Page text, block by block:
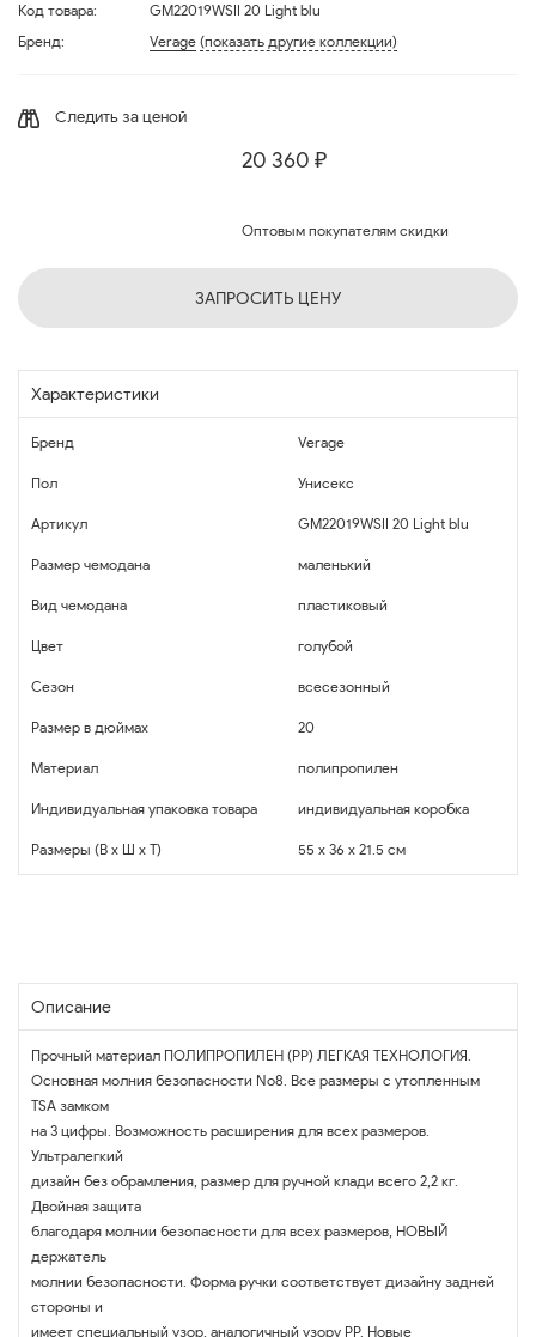
Код товара:
GM22019WSII 20 Light blu
Бренд:
Verage (показать другие коллекции)
Следить за ценой
20 360 ₽
Оптовым покупателям скидки
ЗАПРОСИТЬ ЦЕНУ
Характеристики
Бренд Verage
Пол Унисекс
Артикул GM22019WSII 20 Light blu
Размер чемодана маленький
Вид чемодана пластиковый
Цвет голубой
Сезон всесезонный
Размер в дюймах 20
Материал полипропилен
Индивидуальная упаковка товара индивидуальная коробка
Размеры (В x Ш x Т) 55 x 36 x 21.5 см
Описание
Прочный материал ПОЛИПРОПИЛЕН (PP) ЛЕГКАЯ ТЕХНОЛОГИЯ.
Основная молния безопасности No8. Все размеры с утопленным
TSA замком
на 3 цифры. Возможность расширения для всех размеров.
Ультралегкий
дизайн без обрамления, размер для ручной клади всего 2,2 кг.
Двойная защита
благодаря молнии безопасности для всех размеров, НОВЫЙ
держатель
молнии безопасности. Форма ручки соответствует дизайну задней
стороны и
имеет специальный узор, аналогичный узору PP. Новые